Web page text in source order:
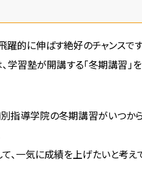
的に伸ばす絶好のチャンスです
習塾が開講する「冬期講習」
別指導学院の冬期講習がいつか
一気に成績を上げたいと考え